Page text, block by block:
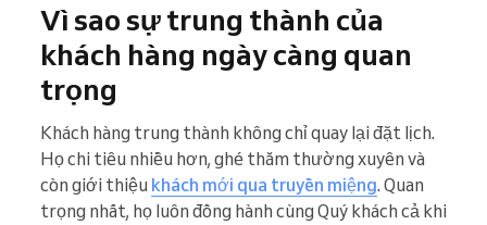
Vì sao sự trung thành của
khách hàng ngày càng quan
trọng
Khách hàng trung thành không chỉ quay lại đặt lịch.
Họ chi tiêu nhiều hơn, ghé thăm thường xuyên và
còn giới thiệu khách mới qua truyền miệng. Quan
trọng nhất, họ luôn đồng hành cùng Quý khách cả khi